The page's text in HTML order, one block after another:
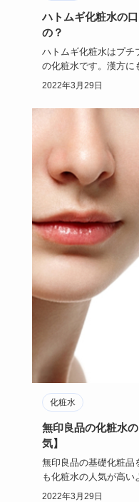
ハトムギ化粧水の
の？
ハトムギ化粧水はプチ
の化粧水です。漢方に
かにしてくれる…
2022年3月29日
化粧水
無印良品の化粧水
気】
無印良品の基礎化粧品
も化粧水の人気が高い
白や高保湿に効…
2022年3月29日